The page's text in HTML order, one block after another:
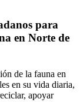
para
en Norte de
de la fauna en
en su vida diaria,
apoyar